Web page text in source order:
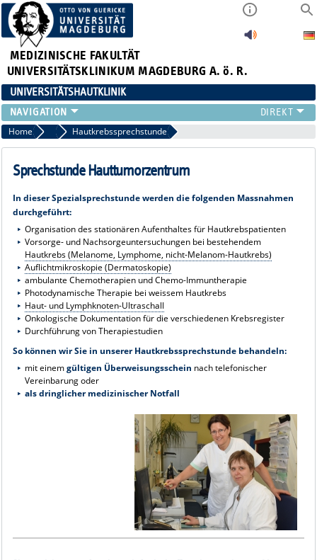
MEDIZINISCHE FAKULTÄT
UNIVERSITÄTSKLINIKUM MAGDEBURG A. ö. R.
UNIVERSITÄTSHAUTKLINIK
FÜR PATIENTEN
ÜBER UNS
FÜR ÄRZTE
LEHRE & FORSCHUNG
Home Ambulante Behandlung
Hautkrebssprechstunde
Sprechstunde Hauttumorzentrum
In dieser Spezialsprechstunde werden die folgenden Massnahmen
durchgeführt:
Organisation des stationären Aufenthaltes für Hautkrebspatienten
Vorsorge- und Nachsorgeuntersuchungen bei bestehendem
Hautkrebs (Melanome, Lymphome, nicht-Melanom-Hautkrebs)
Auflichtmikroskopie (Dermatoskopie)
ambulante Chemotherapien und Chemo-Immuntherapie
Photodynamische Therapie bei weissem Hautkrebs
Haut- und Lymphknoten-Ultraschall
Onkologische Dokumentation für die verschiedenen Krebsregister
Durchführung von Therapiestudien
So können wir Sie in unserer Hautkrebssprechstunde behandeln:
mit einemgültigen Überweisungsschein nach telefonischer
Vereinbarung oder
als dringlicher medizinischer Notfall